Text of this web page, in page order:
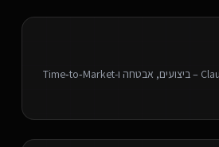
בפיתוח מואץ עם Claude Code – ביצועים, אבטחה ו‑Time‑to‑Market